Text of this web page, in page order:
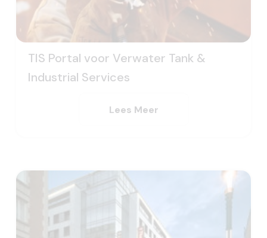
TIS Portal voor Verwater Tank &
Industrial Services
Lees Meer